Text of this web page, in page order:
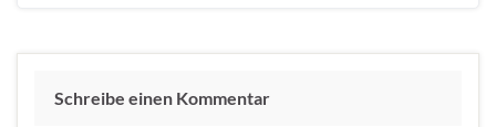
Schreibe einen Kommentar